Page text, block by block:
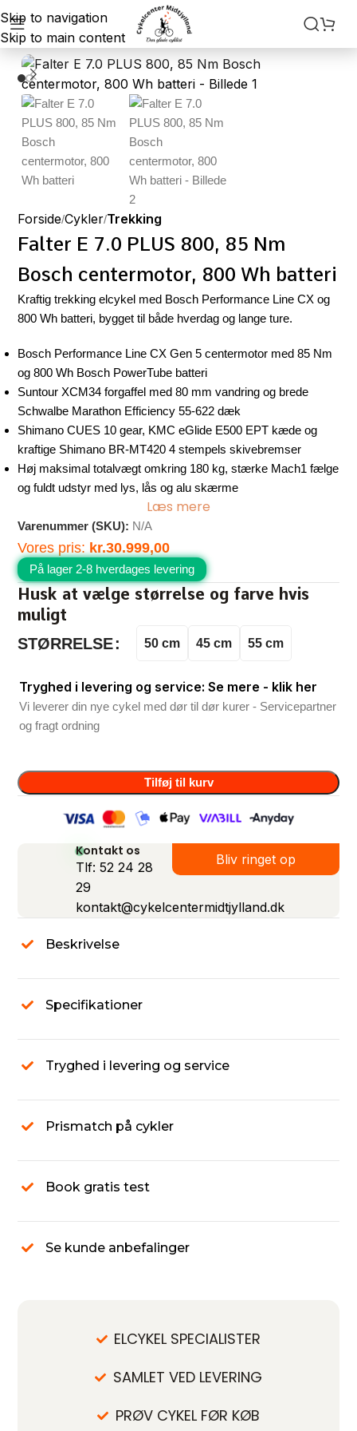
Skip to navigation
Skip to main content
Forside Cykler Trekking
Falter E 7.0 PLUS 800, 85 Nm
Bosch centermotor, 800 Wh batteri
Kraftig trekking elcykel med Bosch Performance Line CX og
800 Wh batteri, bygget til både hverdag og lange ture.
Bosch Performance Line CX Gen 5 centermotor med 85 Nm
og 800 Wh Bosch PowerTube batteri
Suntour XCM34 forgaffel med 80 mm vandring og brede
Schwalbe Marathon Efficiency 55-622 dæk
Shimano CUES 10 gear, KMC eGlide E500 EPT kæde og
kraftige Shimano BR-MT420 4 stempels skivebremser
Høj maksimal totalvægt omkring 180 kg, stærke Mach1 fælge
og fuldt udstyr med lys, lås og alu skærme
Læs mere
Varenummer (SKU): N/A
Vores pris: kr.30.999,00
På lager 2-8 hverdages levering
Husk at vælge størrelse og farve hvis
muligt
STØRRELSE 50 cm 45 cm 55 cm
Tryghed i levering og service: Se mere - klik her
Vi leverer din nye cykel med dør til dør kurer - Servicepartner
og fragt ordning
Tilføj til kurv
Kontakt os
Tlf: 52 24 28
29
kontakt@cykelcentermidtjylland.dk
Bliv ringet op
Beskrivelse
Specifikationer
Tryghed i levering og service
Prismatch på cykler
Book gratis test
Se kunde anbefalinger
ELCYKEL SPECIALISTER
SAMLET VED LEVERING
PRØV CYKEL FØR KØB